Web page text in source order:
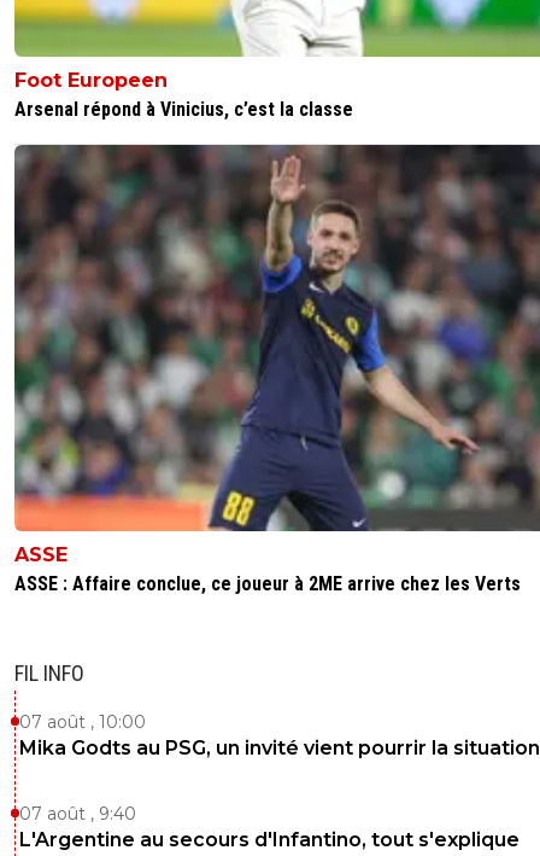
Foot Europeen
Arsenal répond à Vinicius, c’est la classe
ASSE
ASSE : Affaire conclue, ce joueur à 2ME arrive chez les Verts
FIL INFO
07 août , 10:00
Mika Godts au PSG, un invité vient pourrir la situation
07 août , 9:40
L'Argentine au secours d'Infantino, tout s'explique